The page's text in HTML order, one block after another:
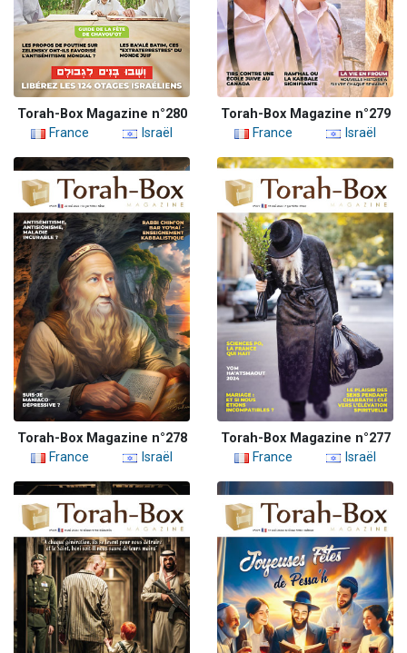
Torah-Box Magazine n°280
France
Israël
Torah-Box Magazine n°279
France
Israël
Torah-Box Magazine n°278
France
Israël
Torah-Box Magazine n°277
France
Israël